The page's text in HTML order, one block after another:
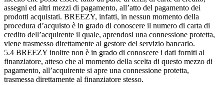
assegni ed altri mezzi di pagamento, all’atto del pagamento dei
prodotti acquistati. BREEZY, infatti, in nessun momento della
procedura d’acquisto è in grado di conoscere il numero di carta di
credito dell’acquirente il quale, aprendosi una connessione protetta,
viene trasmesso direttamente al gestore del servizio bancario.
5.4 BREEZY inoltre non è in grado di conoscere i dati forniti al
finanziatore, atteso che al momento della scelta di questo mezzo di
pagamento, all’acquirente si apre una connessione protetta,
trasmessa direttamente al finanziatore stesso.